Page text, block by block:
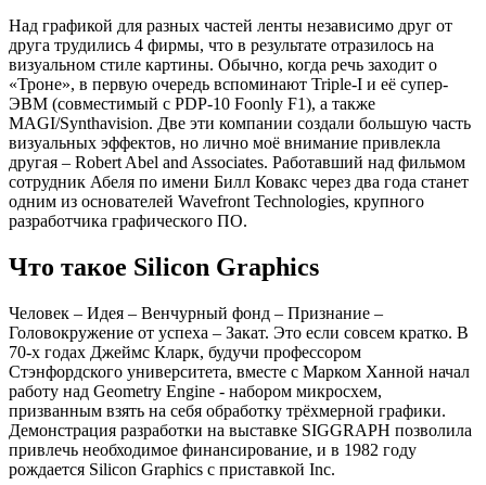
Над графикой для разных частей ленты независимо друг от
друга трудились 4 фирмы, что в результате отразилось на
визуальном стиле картины. Обычно, когда речь заходит о
«Троне», в первую очередь вспоминают Triple-I и её супер-
ЭВМ (совместимый с PDP-10 Foonly F1), а также
MAGI/Synthavision. Две эти компании создали большую часть
визуальных эффектов, но лично моё внимание привлекла
другая – Robert Abel and Associates. Работавший над фильмом
сотрудник Абеля по имени Билл Ковакс через два года станет
одним из основателей Wavefront Technologies, крупного
разработчика графического ПО.
Что такое Silicon Graphics
Человек – Идея – Венчурный фонд – Признание –
Головокружение от успеха – Закат. Это если совсем кратко. В
70-х годах Джеймс Кларк, будучи профессором
Стэнфордского университета, вместе с Марком Ханной начал
работу над Geometry Engine ‑ набором микросхем,
призванным взять на себя обработку трёхмерной графики.
Демонстрация разработки на выставке SIGGRAPH позволила
привлечь необходимое финансирование, и в 1982 году
рождается Silicon Graphics с приставкой Inc.